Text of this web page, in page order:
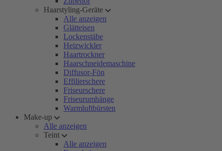
Haarstyling-Geräte
Alle anzeigen
Glätteisen
Lockenstäbe
Heizwickler
Haartrockner
Haarschneidemaschine
Diffusor-Fön
Effilierschere
Friseurschere
Friseurumhänge
Warmluftbürsten
Make-up
Alle anzeigen
Teint
Alle anzeigen